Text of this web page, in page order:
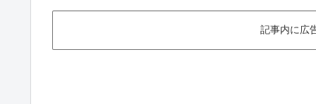
記事内に広